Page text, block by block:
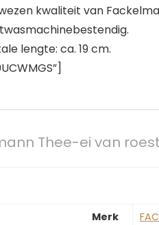
kwaliteit van
lengte: ca. 19 cm.
Thee-ei van
Merk